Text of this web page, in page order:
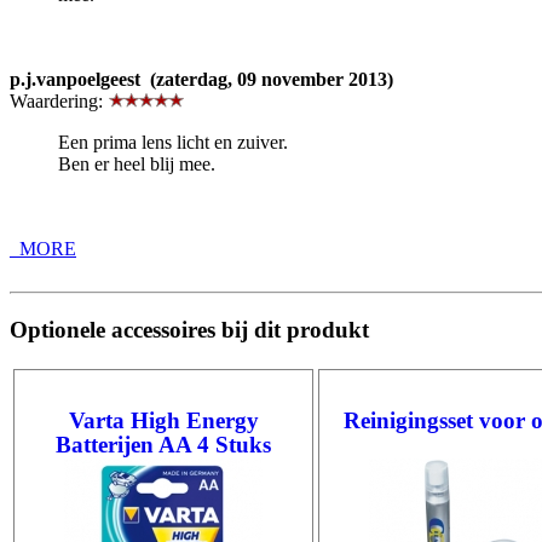
p.j.vanpoelgeest (zaterdag, 09 november 2013)
Waardering:
Een prima lens licht en zuiver.
Ben er heel blij mee.
_MORE
Optionele accessoires bij dit produkt
Varta High Energy
Batterijen AA 4 Stuks
Reinigingsset voor